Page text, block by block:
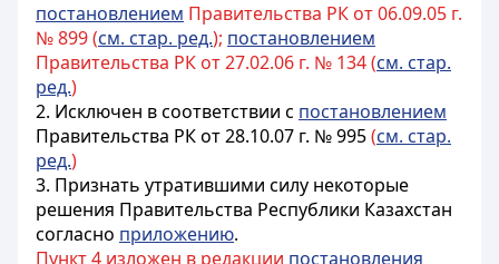
постановлением Правительства РК от 06.09.05 г.
№ 899 (см. стар. ред.); постановлением
Правительства РК от 27.02.06 г. № 134 (см. стар.
ред.)
2. Исключен в соответствии с постановлением
Правительства РК от 28.10.07 г. № 995(см. стар.
ред.)
3. Признать утратившими силу некоторые
решения Правительства Республики Казахстан
согласно приложению.
Пункт 4 изложен в редакции постановления